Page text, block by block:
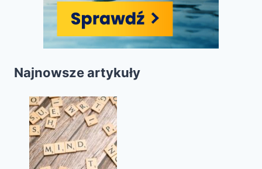
Najnowsze artykuły